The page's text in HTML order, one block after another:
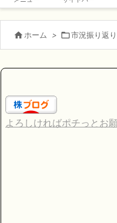
 ホーム > 市況振り返り
よろしければポチっとお